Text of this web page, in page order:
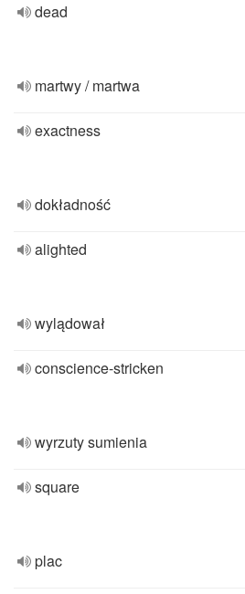
dead
martwy / martwa
exactness
dokładność
alighted
wylądował
conscience-stricken
wyrzuty sumienia
square
plac